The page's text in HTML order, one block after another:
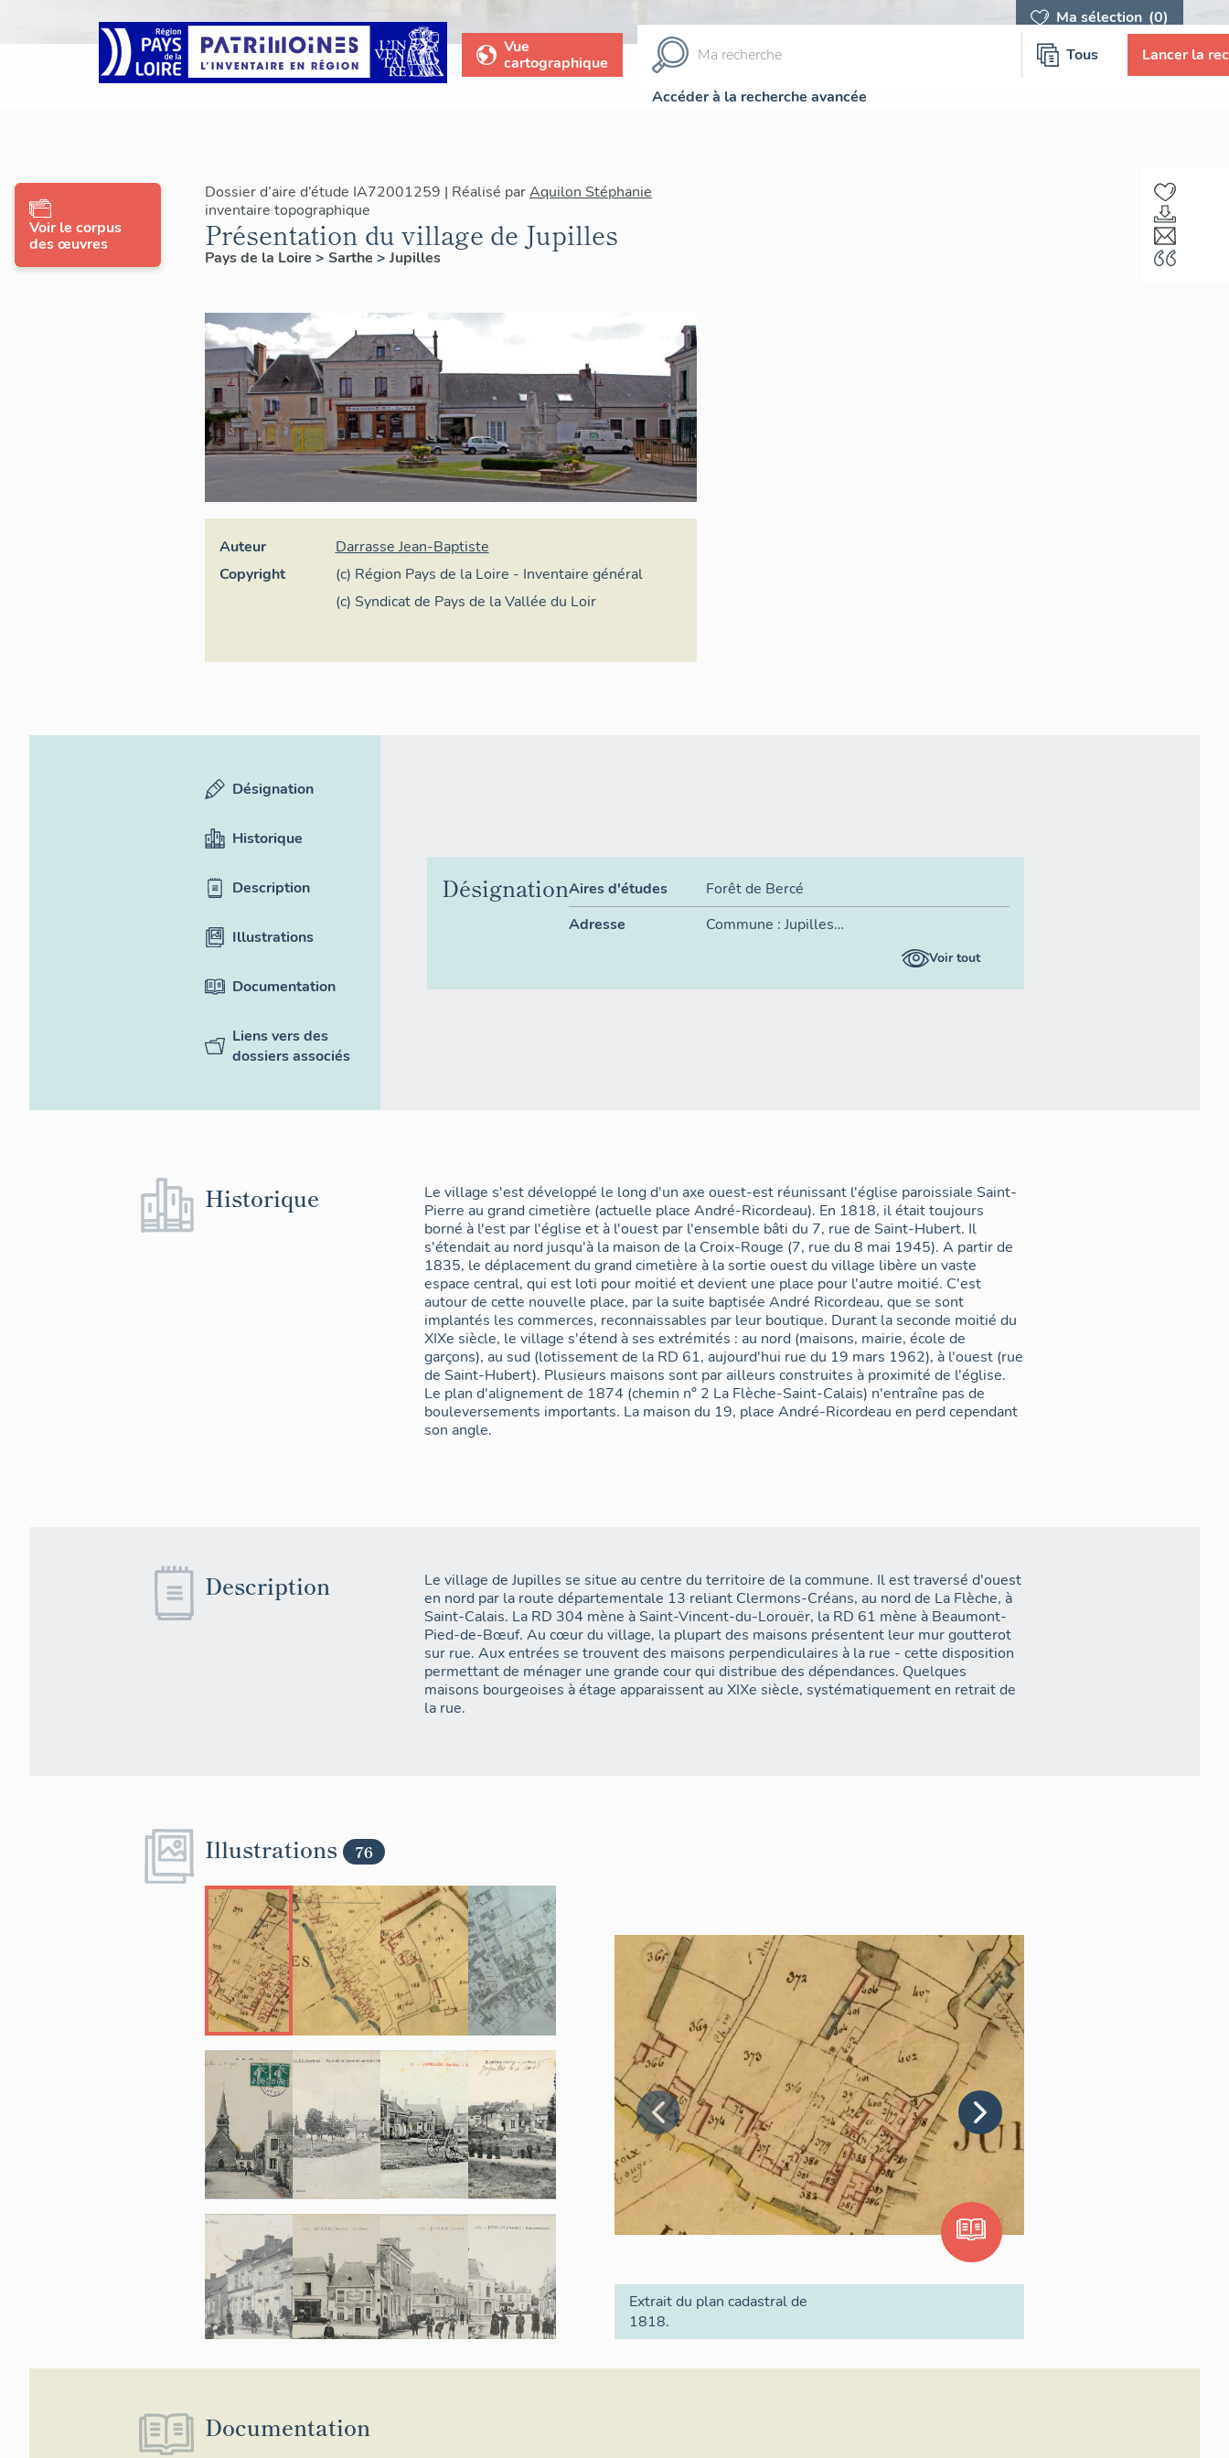
Ma sélection (0)
Vue
cartographique
Tous Lancer la
Accéder à la recherche avancée
Dossier d’aire d’étude IA72001259 | Réalisé parAquilon Stéphanie
inventaire topographique
Présentation du village de Jupilles
Pays de la Loire > Sarthe > Jupilles
Auteur
Darrasse Jean-Baptiste
Copyright
(c) Région Pays de la Loire - Inventaire général
(c) Syndicat de Pays de la Vallée du Loir
Voir le corpus
des œuvres
Désignation
Historique
Description
Illustrations
Documentation
Liens vers des
dossiers associés
DésignationAires d'études
Forêt de Bercé
Adresse
Commune :Jupilles
Cadastre : 1818 A4, C1, D1 ; 2005 AB
Voir tout
Historique
Le village s'est développé le long d'un axe ouest-est réunissant l'église paroissiale Saint-
Pierre au grand cimetière (actuelle place André-Ricordeau). En 1818, il était toujours
borné à l'est par l'église et à l'ouest par l'ensemble bâti du 7, rue de Saint-Hubert. Il
s'étendait au nord jusqu'à la maison de la Croix-Rouge (7, rue du 8 mai 1945). A partir de
1835, le déplacement du grand cimetière à la sortie ouest du village libère un vaste
espace central, qui est loti pour moitié et devient une place pour l'autre moitié. C'est
autour de cette nouvelle place, par la suite baptisée André Ricordeau, que se sont
implantés les commerces, reconnaissables par leur boutique. Durant la seconde moitié du
XIXe siècle, le village s'étend à ses extrémités : au nord (maisons, mairie, école de
garçons), au sud (lotissement de la RD 61, aujourd'hui rue du 19 mars 1962), à l'ouest (rue
de Saint-Hubert). Plusieurs maisons sont par ailleurs construites à proximité de l'église.
Le plan d'alignement de 1874 (chemin n° 2 La Flèche-Saint-Calais) n'entraîne pas de
bouleversements importants. La maison du 19, place André-Ricordeau en perd cependant
son angle.
Description
Le village de Jupilles se situe au centre du territoire de la commune. Il est traversé d'ouest
en nord par la route départementale 13 reliant Clermons-Créans, au nord de La Flèche, à
Saint-Calais. La RD 304 mène à Saint-Vincent-du-Lorouër, la RD 61 mène à Beaumont-
Pied-de-Bœuf. Au cœur du village, la plupart des maisons présentent leur mur goutterot
sur rue. Aux entrées se trouvent des maisons perpendiculaires à la rue - cette disposition
permettant de ménager une grande cour qui distribue des dépendances. Quelques
maisons bourgeoises à étage apparaissent au XIXe siècle, systématiquement en retrait de
la rue.
Illustrations 76
Extrait du plan cadastral de
1818.
Documentation